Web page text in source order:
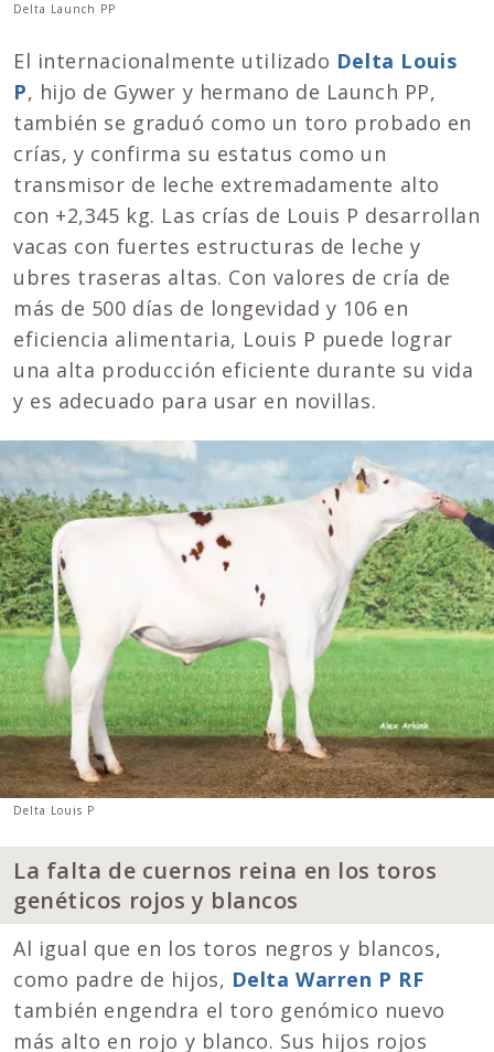
Delta Launch PP
El internacionalmente utilizado Delta Louis
P, hijo de Gywer y hermano de Launch PP,
también se graduó como un toro probado en
crías, y confirma su estatus como un
transmisor de leche extremadamente alto
con +2,345 kg. Las crías de Louis P desarrollan
vacas con fuertes estructuras de leche y
ubres traseras altas. Con valores de cría de
más de 500 días de longevidad y 106 en
eficiencia alimentaria, Louis P puede lograr
una alta producción eficiente durante su vida
y es adecuado para usar en novillas.
Delta Louis P
La falta de cuernos reina en los toros
genéticos rojos y blancos
Al igual que en los toros negros y blancos,
como padre de hijos, Delta Warren P RF
también engendra el toro genómico nuevo
más alto en rojo y blanco. Sus hijos rojos